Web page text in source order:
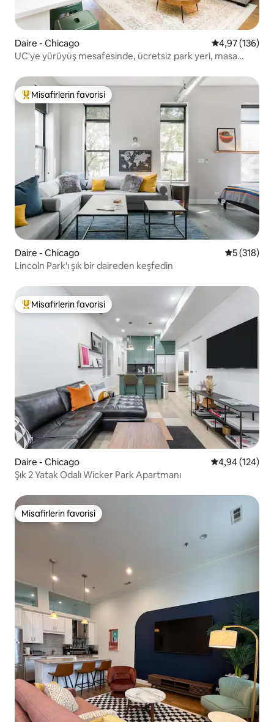
Daire - Chicago 5 üzerinden
4,97 (136)
UC'ye yürüyüş mesafesinde, ücretsiz park yeri, masa
Misafirlerin favorilerinden en beğenilenler arasında
Misafirlerin favorisi
Daire - Chicago 55 (318)
Lincoln Park'ı şık bir daireden keşfedin
Misafirlerin favorilerinden en beğenilenler arasında
Misafirlerin favorisi
Daire - Chicago 5 üzerinden
4,94 (124)
Şık 2 Yatak Odalı Wicker Park Apartmanı
Misafirlerin favorisi
Misafirlerin favorisi